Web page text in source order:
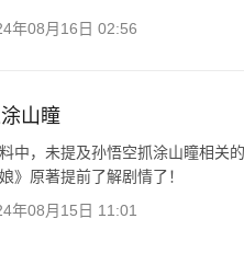
年08月16日 02:56
山瞳
中，未提及孙悟空抓涂山瞳相关
》原著提前了解剧情了！
年08月15日 11:01